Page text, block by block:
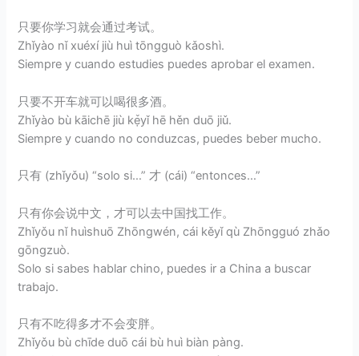
只要你学习就会通过考试。
Zhǐyào nǐ xuéxí jiù huì tōngguò kǎoshì.
Siempre y cuando estudies puedes aprobar el examen.
只要不开车就可以喝很多酒。
Zhǐyào bù kāichē jiù kẹ̌yǐ hē hěn duō jiǔ.
Siempre y cuando no conduzcas, puedes beber mucho.
只有 (zhǐyǒu) “solo si…” 才 (cái) “entonces…”
只有你会说中文，才可以去中国找工作。
Zhǐyǒu nǐ huìshuō Zhōngwén, cái kěyǐ qù Zhōngguó zhǎo
gōngzuò.
Solo si sabes hablar chino, puedes ir a China a buscar
trabajo.
只有不吃得多才不会变胖。
Zhǐyǒu bù chīde duō cái bù huì biàn pàng.